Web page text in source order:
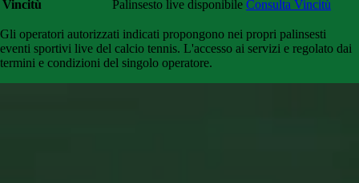
Vincitù
Palinsesto live disponibile Consulta Vincitù
Gli operatori autorizzati indicati propongono nei propri palinsesti
eventi sportivi live del calcio tennis. L'accesso ai servizi e regolato dai
termini e condizioni del singolo operatore.